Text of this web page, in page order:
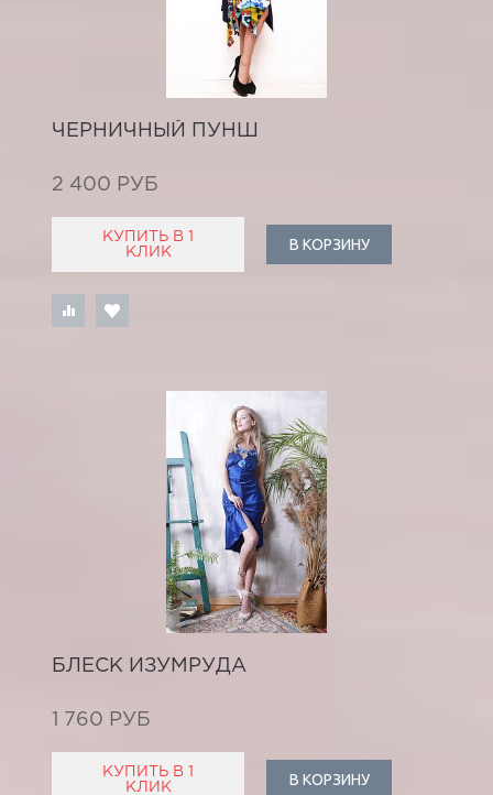
ЧЕРНИЧНЫЙ ПУНШ
2 400 РУБ
КУПИТЬ В 1
КЛИК
В КОРЗИНУ
БЛЕСК ИЗУМРУДА
1 760 РУБ
КУПИТЬ В 1
КЛИК
В КОРЗИНУ